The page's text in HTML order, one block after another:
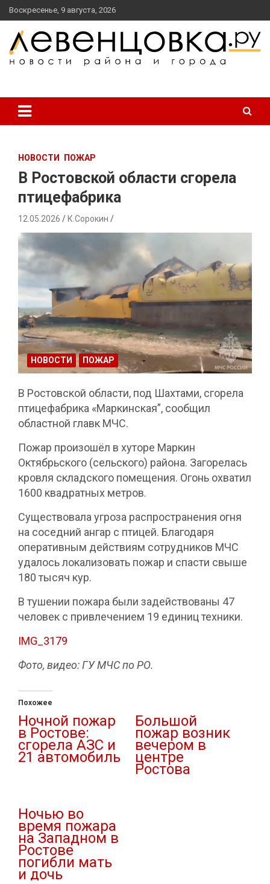
перейти
к
содержанию
Воскресенье, 9 августа, 2026
НОВОСТИ ПОЖАР
В Ростовской области сгорела
птицефабрика
12.05.2026 К.Сорокин
НОВОСТИ ПОЖАР
В Ростовской области, под Шахтами, сгорела
птицефабрика «Маркинская”, сообщил
областной главк МЧС.
Пожар произошёл в хуторе Маркин
Октябрьского (сельского) района. Загорелась
кровля складского помещения. Огонь охватил
1600 квадратных метров.
Существовала угроза распространения огня
на соседний ангар с птицей. Благодаря
оперативным действиям сотрудников МЧС
удалось локализовать пожар и спасти свыше
180 тысяч кур.
В тушении пожара были задействованы 47
человек с привлечением 19 единиц техники.
IMG_3179
Фото, видео: ГУ МЧС по РО.
Похожее
Ночной пожар
в Ростове:
сгорела АЗС и
21 автомобиль
Большой
пожар возник
вечером в
центре
Ростова
Ночью во
время пожара
на Западном в
Ростове
погибли мать
и дочь